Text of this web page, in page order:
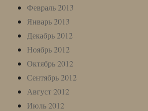
Февраль 2013
Январь 2013
Декабрь 2012
Ноябрь 2012
Октябрь 2012
Сентябрь 2012
Август 2012
Июль 2012